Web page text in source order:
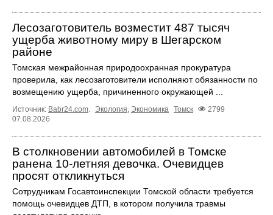
Лесозаготовитель возместит 487 тысяч
ущерба животному миру в Шегарском
районе
Томская межрайонная природоохранная прокуратура
проверила, как лесозаготовители исполняют обязанности по
возмещению ущерба, причиненного окружающей ...
Источник: Babr24.com. Экология, Экономика Томск
2799
07.08.2026
В столкновении автомобилей в Томске
ранена 10-летняя девочка. Очевидцев
просят откликнуться
Сотрудникам Госавтоинспекции Томской области требуется
помощь очевидцев ДТП, в котором получила травмы